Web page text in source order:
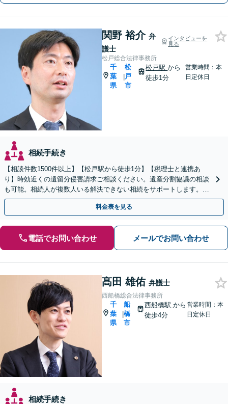
関野 裕介 弁
護士
インタビューを
見る
松戸総合法律事務所
千
葉
県
|
松
戸
市
松戸駅から
徒歩1分
営業時間：本
日定休日
相続手続き
【相談件数1500件以上】【松戸駅から徒歩1分】【税理士と連携あ
り】時効近くの遺留分侵害請求ご相談ください。遺産分割協議の相談
も可能。相続人が複数人いる解決できない相続をサポートします。感
情的な対立の円満解決が得意です。
料金表を見る
電話でお問い合わせ メールでお問い合わせ
髙田 雄佑 弁護士
西船橋総合法律事務所
千
葉
県
|
船
橋
市
西船橋駅 から
徒歩4分
営業時間：本
日定休日
相続手続き